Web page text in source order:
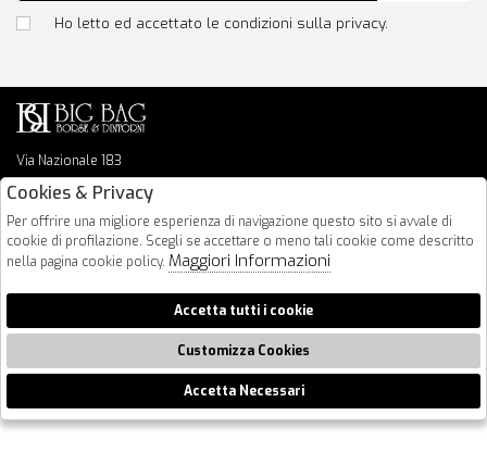
Via Nazionale 183
64026 Roseto Degli Abruzzi
info@bigbagshoponline.it
follow us
Ho letto ed accettato le condizioni sulla privacy.
2026 BigBag - P.iva : 00916940679 Powered by
🍪
Cookies & Privacy
Per offrire una migliore esperienza di navigazione questo sito si avvale di
cookie di profilazione. Scegli se accettare o meno tali cookie come descritto
nella pagina cookie policy. Maggiori Informazioni
Accetta tutti i cookie
Customizza Cookies
Accetta Necessari